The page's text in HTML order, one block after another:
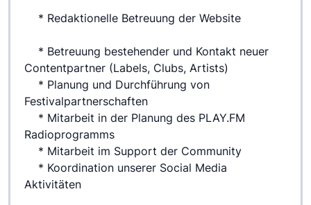
* Redaktionelle Betreuung der Website
Contentpartner (Labels, Clubs, Artists)
Festivalpartnerschaften
Radioprogramms
* Mitarbeit im Support der Community
Aktivitäten